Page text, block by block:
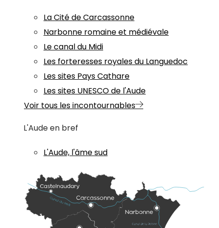
La Cité de Carcassonne
Narbonne romaine et médiévale
Le canal du Midi
Les forteresses royales du Languedoc
Les sites Pays Cathare
Les sites UNESCO de l'Aude
Voir tous les incontournables
L'Aude en bref
L'Aude, l'âme sud